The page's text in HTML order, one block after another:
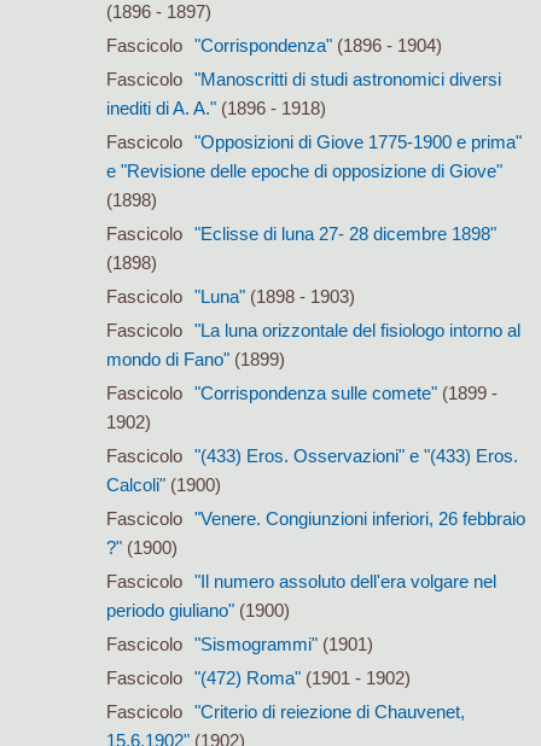
(1896 - 1897)
Fascicolo
"Corrispondenza"(1896 - 1904)
Fascicolo
"Manoscritti di studi astronomici diversi
inediti di A. A."(1896 - 1918)
Fascicolo
"Opposizioni di Giove 1775-1900 e prima"
e "Revisione delle epoche di opposizione di Giove"
(1898)
Fascicolo
"Eclisse di luna 27- 28 dicembre 1898"
(1898)
Fascicolo
"Luna"(1898 - 1903)
Fascicolo
"La luna orizzontale del fisiologo intorno al
mondo di Fano"(1899)
Fascicolo
"Corrispondenza sulle comete"(1899 -
1902)
Fascicolo
"(433) Eros. Osservazioni" e "(433) Eros.
Calcoli"(1900)
Fascicolo
"Venere. Congiunzioni inferiori, 26 febbraio
?"(1900)
Fascicolo
"Il numero assoluto dell'era volgare nel
periodo giuliano"(1900)
Fascicolo
"Sismogrammi"(1901)
Fascicolo
"(472) Roma"(1901 - 1902)
Fascicolo
"Criterio di reiezione di Chauvenet,
15.6.1902"(1902)